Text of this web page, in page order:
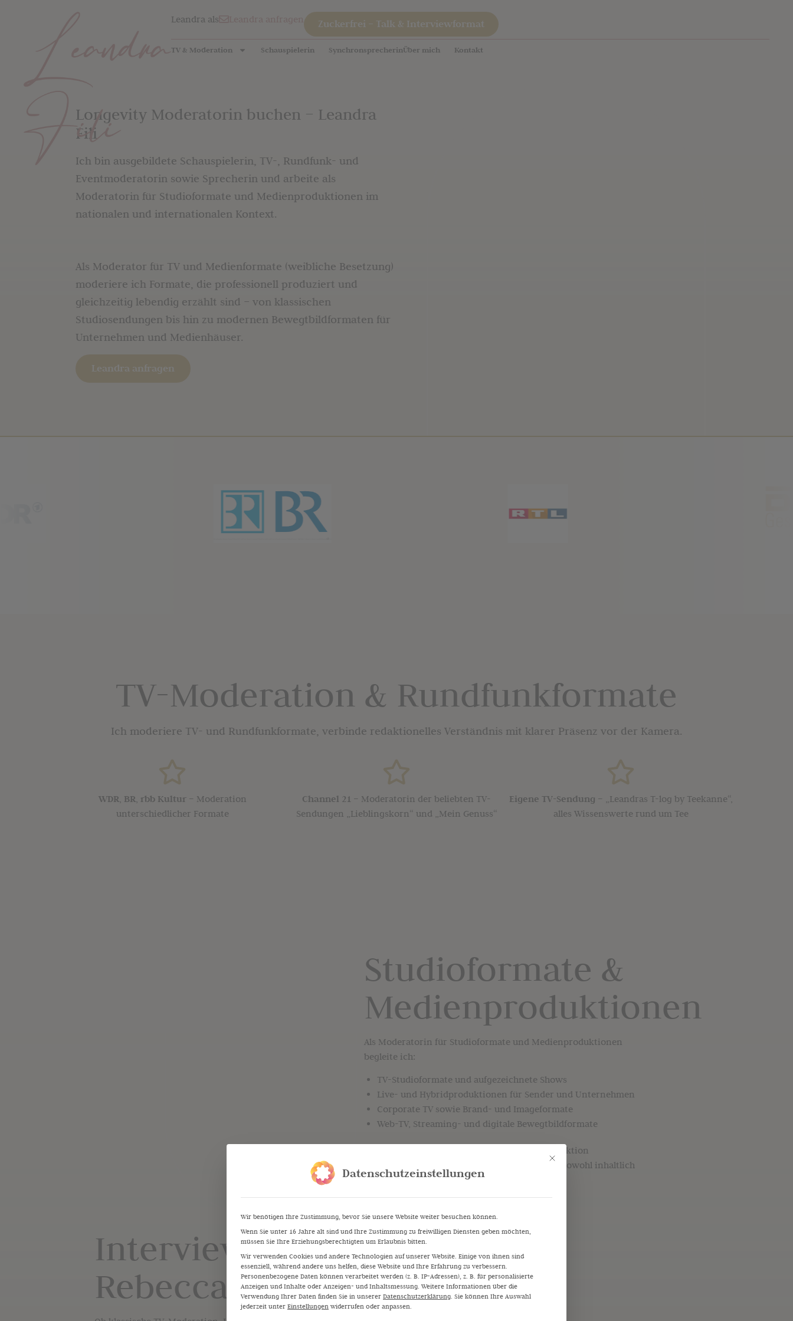
Leandra als Zuckerfrei – Talk & Interviewformat
TV & Moderation Schauspielerin SynchronsprecherinÜber mich Kontakt
Longevity Moderatorin buchen – Leandra
Fili
Ich bin ausgebildete Schauspielerin, TV-, Rundfunk- und
Eventmoderatorin sowie Sprecherin und arbeite als
Moderatorin für Studioformate und Medienproduktionen im
nationalen und internationalen Kontext.
Als Moderator für TV und Medienformate (weibliche Besetzung)
moderiere ich Formate, die professionell produziert und
gleichzeitig lebendig erzählt sind – von klassischen
Studiosendungen bis hin zu modernen Bewegtbildformaten für
Unternehmen und Medienhäuser.
Leandra anfragen
TV-Moderation & Rundfunkformate
Ich moderiere TV- und Rundfunkformate, verbinde redaktionelles Verständnis mit klarer Präsenz vor der Kamera.
WDR, BR, rbb Kultur – Moderation
unterschiedlicher Formate
Channel 21 – Moderatorin der beliebten TV-
Sendungen „Lieblingskorn“ und „Mein Genuss“
Eigene TV-Sendung – „Leandras T-log by Teekanne“,
alles Wissenswerte rund um Tee
Studioformate &
Medienproduktionen
Als Moderatorin für Studioformate und Medienproduktionen
begleite ich:
TV-Studioformate und aufgezeichnete Shows
Live- und Hybridproduktionen für Sender und Unternehmen
Corporate TV sowie Brand- und Imageformate
Web-TV, Streaming- und digitale Bewegtbildformate
Ich arbeite eng mit Redaktion, Regie und Produktion
zusammen und sorge für eine Moderation, die sowohl inhaltlich
präzise als auch visuell überzeugend ist.
Interview
Rebecca Mir
Mit diesem Button wird der Dialog geschlossen. Seine Funktionalität ist
Datenschutzeinstellungen
Wir benötigen Ihre Zustimmung, bevor Sie unsere Website weiter besuchen können.
Wenn Sie unter 16 Jahre alt sind und Ihre Zustimmung zu freiwilligen Diensten geben möchten,
müssen Sie Ihre Erziehungsberechtigten um Erlaubnis bitten.
Wir verwenden Cookies und andere Technologien auf unserer Website. Einige von ihnen sind
essenziell, während andere uns helfen, diese Website und Ihre Erfahrung zu verbessern.
Personenbezogene Daten können verarbeitet werden (z. B. IP-Adressen), z. B. für personalisierte
Anzeigen und Inhalte oder Anzeigen- und Inhaltsmessung. Weitere Informationen über die
Verwendung Ihrer Daten finden Sie in unserer Datenschutzerklärung. Sie können Ihre Auswahl
jederzeit unter Einstellungen widerrufen oder anpassen.